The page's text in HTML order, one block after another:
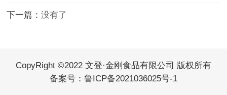
下一篇：没有了
CopyRight ©2022 文登·金刚食品有限公司 版权所有
备案号： 鲁ICP备2021036025号-1